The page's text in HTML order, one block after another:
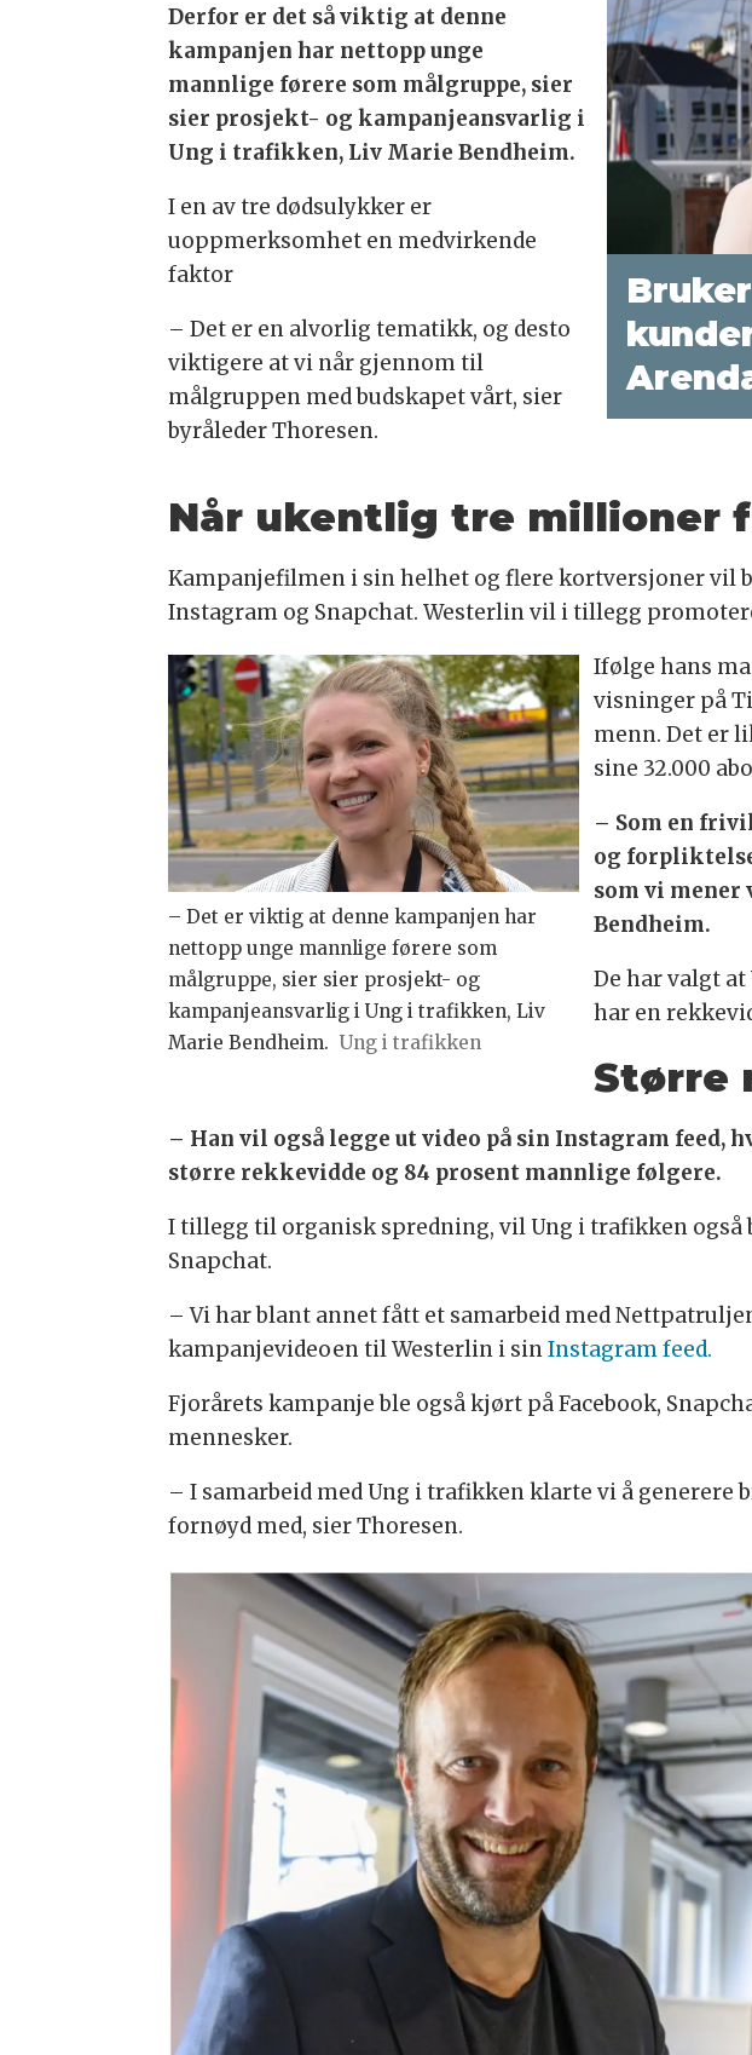
Derfor er det så viktig at denne
kampanjen har nettopp unge
mannlige førere som målgruppe, sier
sier prosjekt- og kampanjeansvarlig i
Ung i trafikken, Liv Marie Bendheim.
I en av tre dødsulykker er
uoppmerksomhet en medvirkende
faktor
– Det er en alvorlig tematikk, og desto
viktigere at vi når gjennom til
målgruppen med budskapet vårt, sier
byråleder Thoresen.
Når ukentlig tre millioner
Kampanjefilmen i sin helhet og flere kortversjoner vil
Instagram og Snapchat. Westerlin vil i tillegg
– Det er viktig at denne kampanjen har
nettopp unge mannlige førere som
målgruppe, sier sier prosjekt- og
kampanjeansvarlig i Ung i trafikken, Liv
Marie Bendheim. Ung i trafikken
Ifølge hans
visninger på
menn. Det er
sine 32.000
– Som en
og
som vi
Bendheim.
De har valgt
har en
Større
– Han vil også legge ut video på sin Instagram feed,
større rekkevidde og 84 prosent mannlige følgere.
I tillegg til organisk spredning, vil Ung i trafikken også
Snapchat.
– Vi har blant annet fått et samarbeid med
kampanjevideoen til Westerlin i sinInstagram feed.
Fjorårets kampanje ble også kjørt på Facebook,
mennesker.
– I samarbeid med Ung i trafikken klarte vi å
fornøyd med, sier Thoresen.